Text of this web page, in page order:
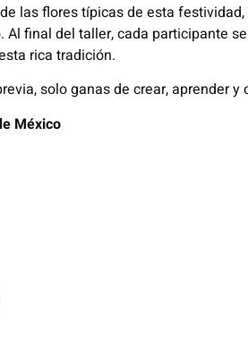
las flores típicas de esta
Al final del taller, cada participante
rica tradición.
solo ganas de crear, aprender
México